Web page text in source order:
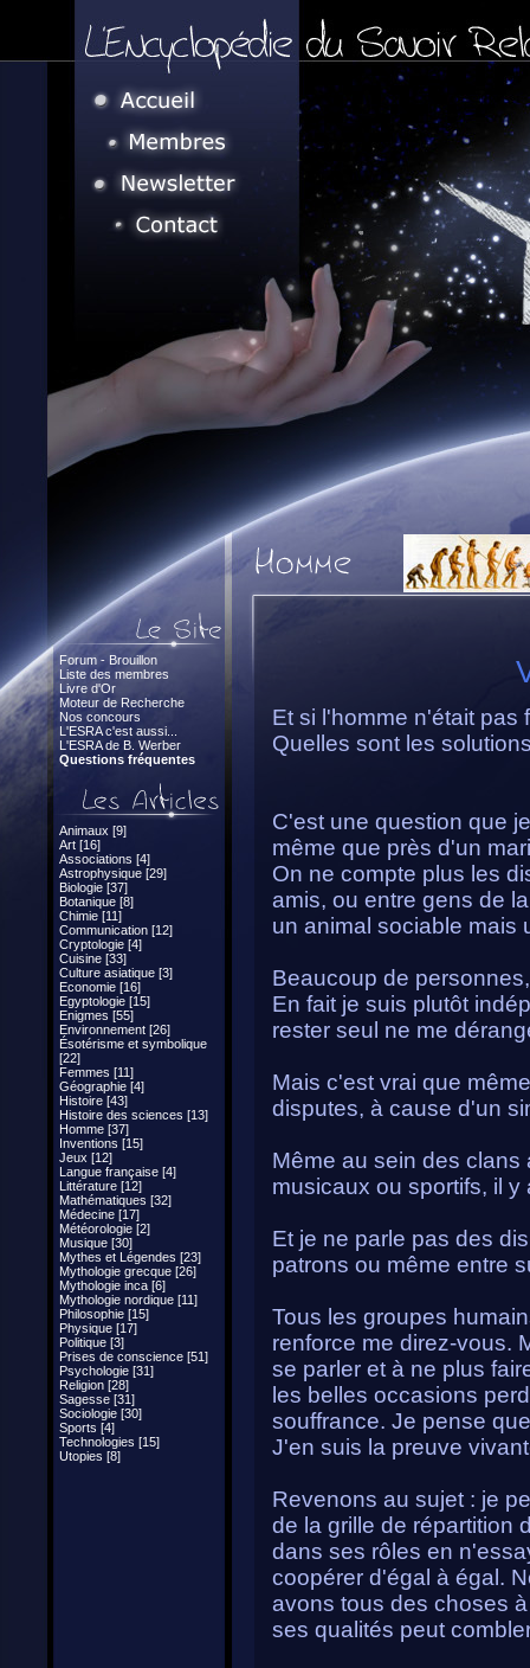
Forum - Brouillon
Liste des membres
Livre d'Or
Moteur de Recherche
Nos concours
L'ESRA c'est aussi...
L'ESRA de B. Werber
Questions fréquentes
Animaux [9]
Art [16]
Associations [4]
Astrophysique [29]
Biologie [37]
Botanique [8]
Chimie [11]
Communication [12]
Cryptologie [4]
Cuisine [33]
Culture asiatique [3]
Economie [16]
Egyptologie [15]
Enigmes [55]
Environnement [26]
Ésotérisme et symbolique
[22]
Femmes [11]
Géographie [4]
Histoire [43]
Histoire des sciences [13]
Homme [37]
Inventions [15]
Jeux [12]
Langue française [4]
Littérature [12]
Mathématiques [32]
Médecine [17]
Météorologie [2]
Musique [30]
Mythes et Légendes [23]
Mythologie grecque [26]
Mythologie inca [6]
Mythologie nordique [11]
Philosophie [15]
Physique [17]
Politique [3]
Prises de conscience [51]
Psychologie [31]
Religion [28]
Sagesse [31]
Sociologie [30]
Sports [4]
Technologies [15]
Utopies [8]
Et si l'homme n'était pas
Quelles sont les
C'est une question que
même que près d'un
On ne compte plus les
amis, ou entre gens de
un animal sociable mais
Beaucoup de
En fait je suis plutôt
rester seul ne me
Mais c'est vrai que
disputes, à cause d'un
Même au sein des
musicaux ou sportifs, il
Et je ne parle pas des
patrons ou même entre
Tous les groupes
renforce me direz-vous.
se parler et à ne plus
les belles occasions
souffrance. Je pense
J'en suis la preuve
Revenons au sujet : je
de la grille de répartition
dans ses rôles en
coopérer d'égal à égal.
avons tous des choses
ses qualités peut